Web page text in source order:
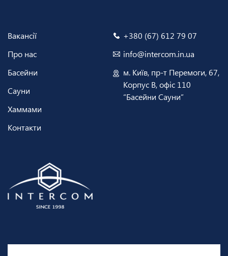
Вакансії
Про нас
Басейни
Сауни
Хаммами
Контакти
+380 (67) 612 79 07
info@intercom.in.ua
м. Київ, пр-т Перемоги, 67,
Корпус В, офіс 110
“Басейни Сауни”